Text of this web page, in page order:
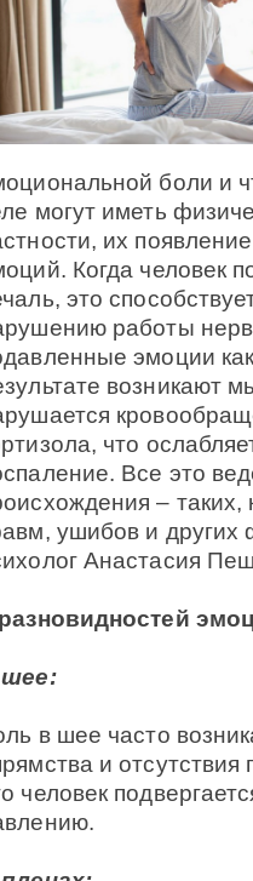
боли и
могут иметь
их
Когда человек
это
работы
эмоции
возникают
что
Все это
– таких,
ушибов и других
Анастасия
в шее часто
и
человек